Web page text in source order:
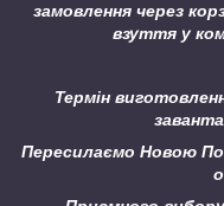
замовлення через
взуття у
Термін
Пересилаємо Новою